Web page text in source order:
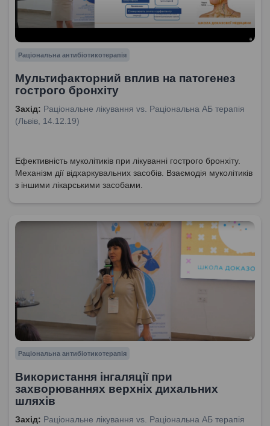
Раціональна антибіотикотерапія
Мультифакторний вплив на патогенез
гострого бронхіту
Захід: Раціональне лікування vs. Раціональна АБ терапія
(Львів, 14.12.19)
Ефективність муколітиків при лікуванні гострого бронхіту.
Механізм дії відхаркувальних засобів. Взаємодія муколітиків
з іншими лікарськими засобами.
Раціональна антибіотикотерапія
Використання інгаляції при
захворюваннях верхніх дихальних
шляхів
Захід: Раціональне лікування vs. Раціональна АБ терапія